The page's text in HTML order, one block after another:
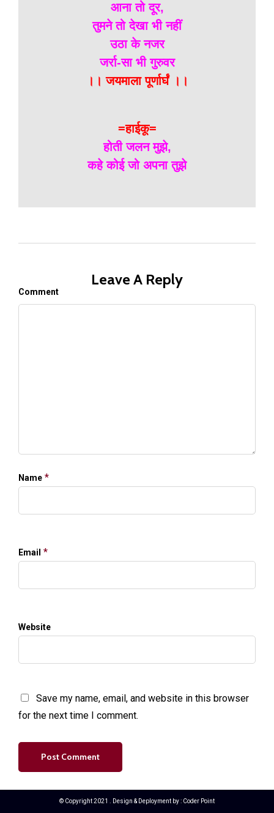
आना तो दूर,
तुमने तो देखा भी नहीं
उठा के नजर
जर्रा-सा भी गुरुवर
।। जयमाला पूर्णार्घं ।।
=हाईकू=
होती जलन मुझे,
कहे कोई जो अपना तुझे
Leave A Reply
Comment
Name *
Email *
Website
Save my name, email, and website in this browser
for the next time I comment.
© Copyright 2021 . Design & Deployment by : Coder Point